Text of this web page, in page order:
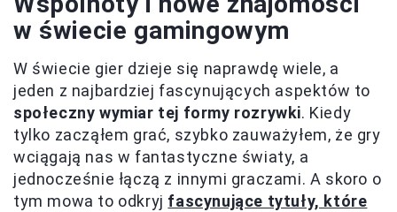
w świecie gamingowym
W świecie gier dzieje się naprawdę wiele, a
jeden z najbardziej fascynujących aspektów to
społeczny wymiar tej formy rozrywki. Kiedy
tylko zacząłem grać, szybko zauważyłem, że gry
wciągają nas w fantastyczne światy, a
jednocześnie łączą z innymi graczami. A skoro o
tym mowa to odkryj fascynujące tytuły, które